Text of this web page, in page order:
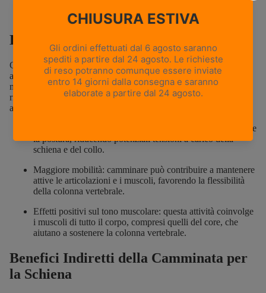
Benefici Generali
Camminare è un’attività naturale che stimola il corpo in modo
armonioso e a basso impatto, il che la rende praticabile dalla
maggior parte delle persone. Tra i benefici della camminata si
riscontrano vantaggi che, indirettamente, possono giovare anche
alla salute della schiena. In particolare
Allineamento posturale: camminare può aiutare a migliorare
la postura, riducendo potenziali tensioni a carico della
schiena e del collo.
Maggiore mobilità: camminare può contribuire a mantenere
attive le articolazioni e i muscoli, favorendo la flessibilità
della colonna vertebrale.
Effetti positivi sul tono muscolare: questa attività coinvolge
i muscoli di tutto il corpo, compresi quelli del core, che
aiutano a sostenere la colonna vertebrale.
Benefici Indiretti della Camminata per
la Schiena